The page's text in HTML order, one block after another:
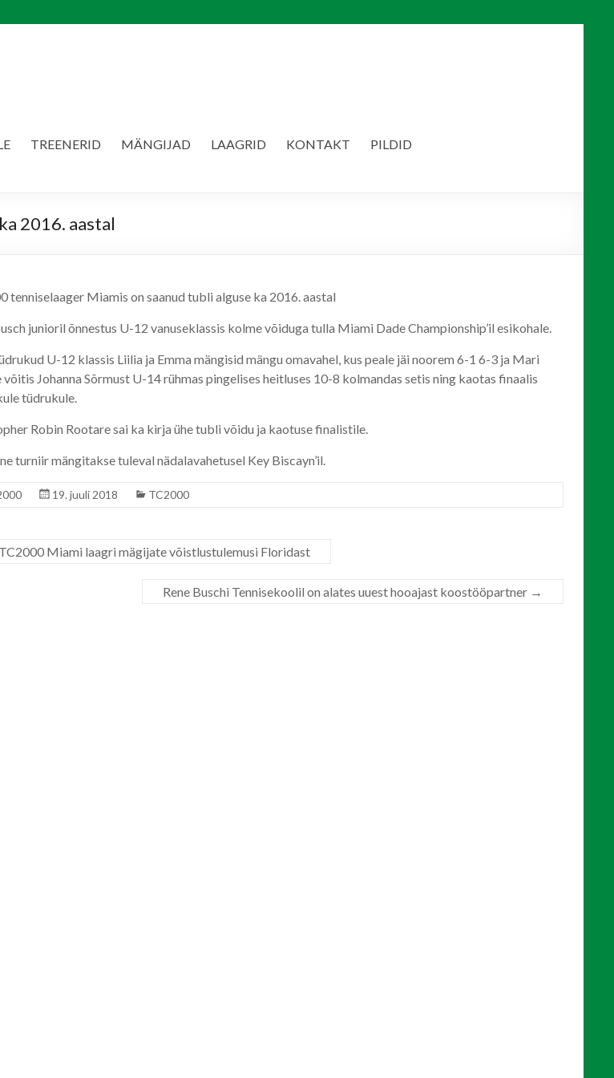
TREENERID MÄNGIJAD LAAGRID KONTAKT
PILDID
2016. aastal
tenniselaager Miamis on saanud tubli alguse ka 2016. aastal
junioril õnnestus U-12 vanuseklassis kolme võiduga tulla Miami Dade Championship’il esikohale.
U-12 klassis Liilia ja Emma mängisid mängu omavahel, kus peale jäi noorem 6-1 6-3 ja Mari
Johanna Sõrmust U-14 rühmas pingelises heitluses 10-8 kolmandas setis ning kaotas finaalis
tüdrukule.
Robin Rootare sai ka kirja ühe tubli võidu ja kaotuse finalistile.
turniir mängitakse tuleval nädalavahetusel Key Biscayn’il.
19. juuli 2018 TC2000
TC2000 Miami laagri mägijate võistlustulemusi Floridast
Rene Buschi Tennisekoolil on alates uuest hooajast koostööpartner →